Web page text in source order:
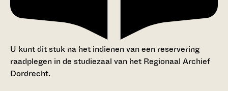
U kunt dit stuk na het indienen van een reservering
raadplegen in de studiezaal van het Regionaal Archief
Dordrecht.